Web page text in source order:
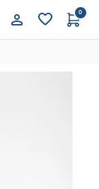
Anmelden
0